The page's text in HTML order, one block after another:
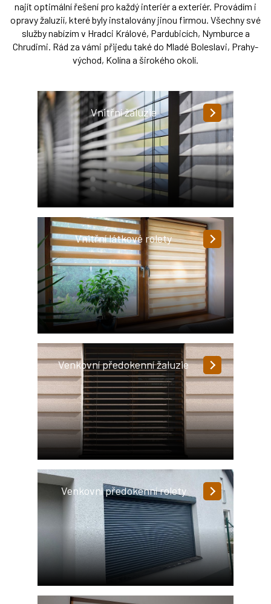
najít optimální řešení pro každý interiér a exteriér. Provádím i
opravy žaluzií, které byly instalovány jinou firmou. Všechny své
služby nabízím v Hradci Králové, Pardubicích, Nymburce a
Chrudimi. Rád za vámi přijedu také do Mladé Boleslavi, Prahy-
východ, Kolína a širokého okolí.
Vnitřní žaluzie
Vnitřní látkové rolety
Venkovní předokenní žaluzie
Venkovní předokenní rolety